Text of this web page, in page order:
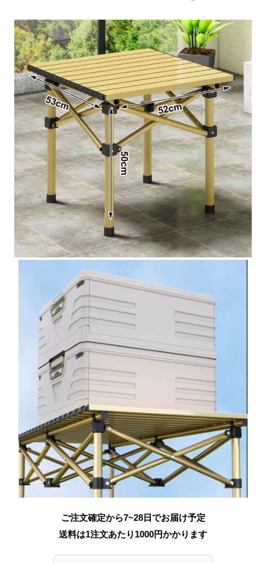
ご注文確定から7~28日でお届け予定
送料は1注文あたり 1000円かかります